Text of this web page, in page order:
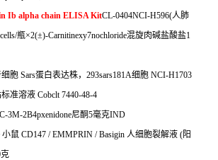
Ib alpha chain ELISA KitCL-0404NCI-H596(人肺
瓶×2(±)-Carnitinexy7nochloride混旋肉碱盐酸盐1
细胞 Sars蛋白表达株， 293sars181A细胞 NCI-H1703
准溶液 Cobclt 7440-48-4
3M-2B4pxenidone尼酮5毫克IND
小鼠 CD147 / EMMPRIN / Basigin 人细胞裂解液 (阳
克